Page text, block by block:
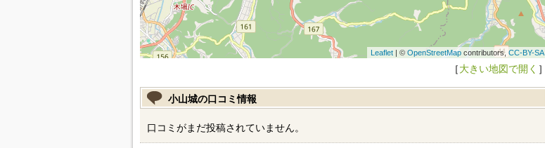
Leaflet| © OpenStreetMapcontributors, CC-BY-SA
［大きい地図で開く ］
小山城の口コミ情報
口コミがまだ投稿されていません。